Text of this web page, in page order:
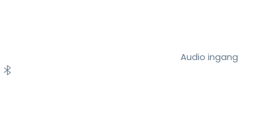
Audio ingang